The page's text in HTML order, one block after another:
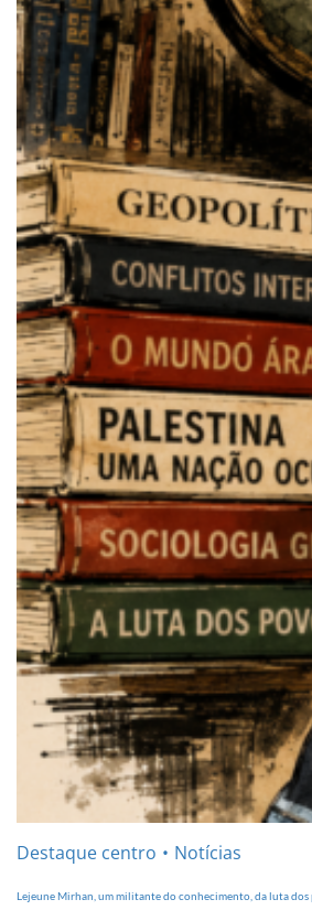
Destaque centro Notícias
Lejeune Mirhan, um militante do conhecimento, da luta dos